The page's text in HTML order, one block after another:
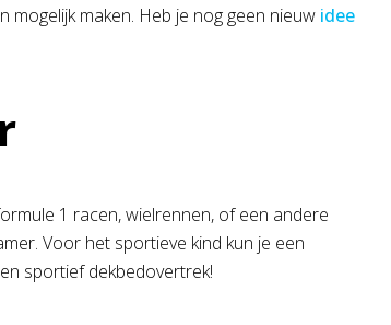
maken. Heb je nog geen nieuw idee
1 racen, wielrennen, of een andere
Voor het sportieve kind kun je een
sportief dekbedovertrek!